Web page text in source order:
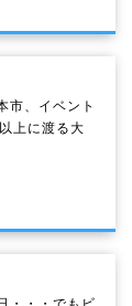
市、イベント
上に渡る大